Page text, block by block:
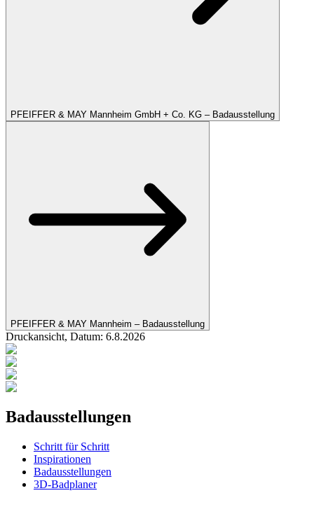
PFEIFFER & MAY Mannheim GmbH + Co. KG – Badausstellung
PFEIFFER & MAY Mannheim – Badausstellung
Druckansicht, Datum: 6.8.2026
Badausstellungen
Schritt für Schritt
Inspirationen
Badausstellungen
3D-Badplaner